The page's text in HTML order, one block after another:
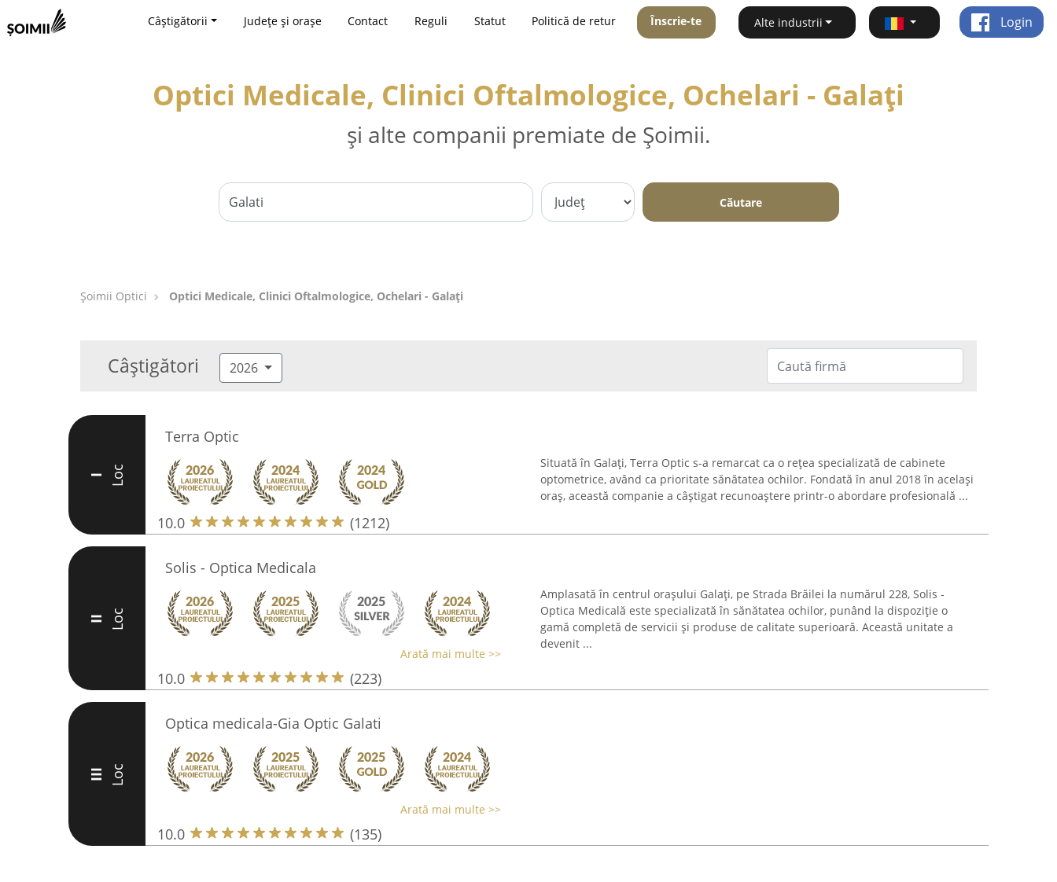
Câștigătorii Județe și orașe Contact Reguli Statut Politică de retur Înscrie-te Alte industrii Login
Optici Medicale, Clinici Oftalmologice, Ochelari - Galaţi
și alte companii premiate de Șoimii.
Căutare
Șoimii Optici Optici Medicale, Clinici Oftalmologice, Ochelari - Galaţi
Câștigători 2026
I Loc
Terra Optic
10.0 (1212)
Situată în Galați, Terra Optic s-a remarcat ca o rețea specializată de cabinete
optometrice, având ca prioritate sănătatea ochilor. Fondată în anul 2018 în același
oraș, această companie a câștigat recunoaștere printr-o abordare profesională ...
II Loc
Solis - Optica Medicala
Arată mai multe >>
10.0 (223)
Amplasată în centrul orașului Galați, pe Strada Brăilei la numărul 228, Solis -
Optica Medicală este specializată în sănătatea ochilor, punând la dispoziție o
gamă completă de servicii și produse de calitate superioară. Această unitate a
devenit ...
III Loc
Optica medicala-Gia Optic Galati
Arată mai multe >>
10.0 (135)